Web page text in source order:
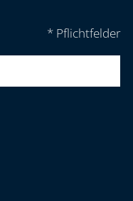
* Pflichtfelder